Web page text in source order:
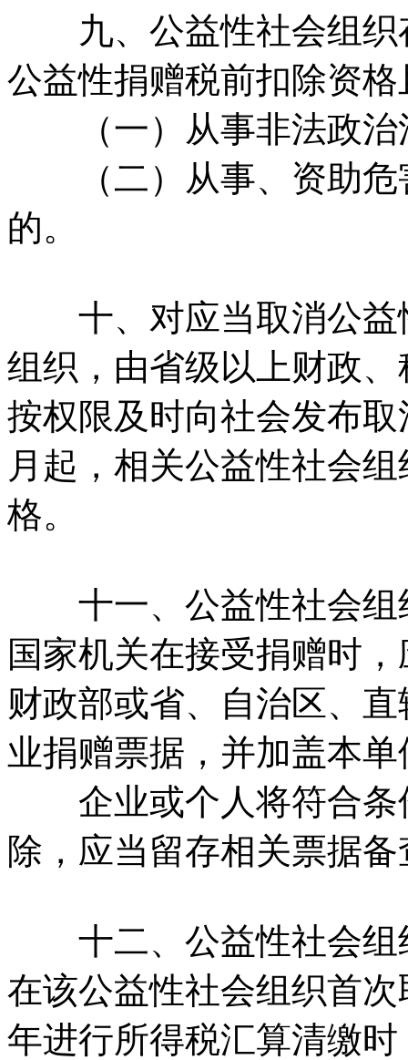
九、公益性社会组织
公益性捐赠税前扣除资
（一）从事非法政治
（二）从事、资助危
的。
十、对应当取消公益
组织，由省级以上财政
按权限及时向社会发布
月起，相关公益性社会
格。
十一、公益性社会组
国家机关在接受捐赠时
财政部或省、自治区、
业捐赠票据，并加盖本
企业或个人将符合条
除，应当留存相关票据备
十二、公益性社会组
在该公益性社会组织首
年进行所得税汇算清缴